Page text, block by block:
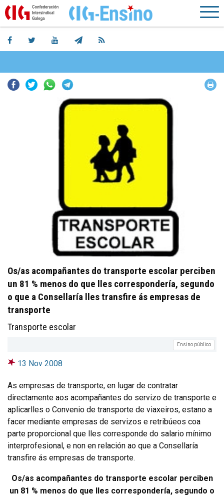
Facebook
TwitterWhatsapp
Os/as acompañantes do transporte escolar perciben
un 81 % menos do que lles correspondería, segundo
o que a Consellaría lles transfire ás empresas de
transporte
Transporte escolar
Ensino público
13 Nov 2008
As empresas de transporte, en lugar de contratar
directamente aos acompañantes do servizo de transporte e
aplicarlles o Convenio de transporte de viaxeiros, estano a
facer mediante empresas de servizos e retribúeos coa
parte proporcional que lles corresponde do salario mínimo
interprofesional, e non en relación ao que a Consellaría
transfire ás empresas de transporte.
Os/as acompañantes do transporte escolar perciben
un 81 % menos do que lles correspondería, segundo o